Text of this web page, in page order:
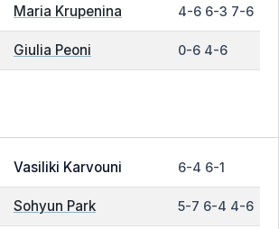
Maria Krupenina 4-6 6-3 7-6
Giulia Peoni 0-6 4-6
Vasiliki Karvouni 6-4 6-1
Sohyun Park 5-7 6-4 4-6